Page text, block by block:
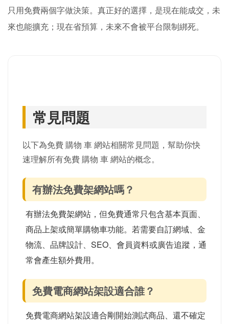
只用免費兩個字做決策。真正好的選擇，是現在能成交，未
來也能擴充；現在省預算，未來不會被平台限制綁死。
常見問題
以下為免費 購物 車 網站相關常見問題，幫助你快
速理解所有免費 購物 車 網站的概念。
有辦法免費架網站嗎？
有辦法免費架網站，但免費通常只包含基本頁面、
商品上架或簡單購物車功能。若需要自訂網域、金
物流、品牌設計、SEO、會員資料或廣告追蹤，通
常會產生額外費用。
免費電商網站架設適合誰？
免費電商網站架設適合剛開始測試商品、還不確定